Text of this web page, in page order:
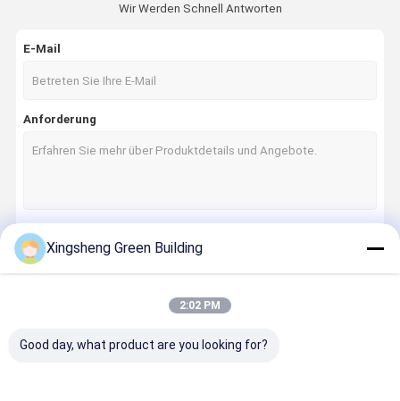
Wir Werden Schnell Antworten
E-Mail
Anforderung
Fortsetzen
Xingsheng Green Building
2:02 PM
Good day, what product are you looking for?